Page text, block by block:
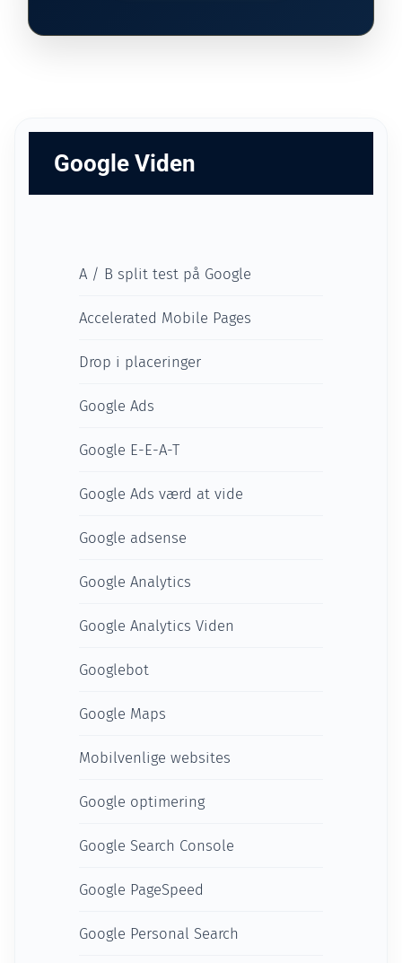
Google Viden
A / B split test på Google
Accelerated Mobile Pages
Drop i placeringer
Google Ads
Google E-E-A-T
Google Ads værd at vide
Google adsense
Google Analytics
Google Analytics Viden
Googlebot
Google Maps
Mobilvenlige websites
Google optimering
Google Search Console
Google PageSpeed
Google Personal Search